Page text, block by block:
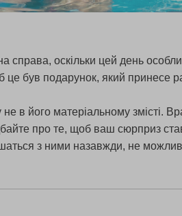
справа, оскільки цей день
був подарунок, який принесе
в його матеріальному змісті.
про те, щоб ваш сюрприз
з ними назавжди, не